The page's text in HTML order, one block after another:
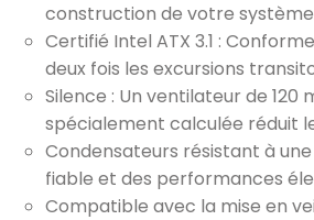
construction de votre
Certifié Intel ATX 3.1 :
deux fois les excursions
Silence : Un ventilateur de
spécialement calculée réduit
Condensateurs résistant à
fiable et des performances
Compatible avec la mise en